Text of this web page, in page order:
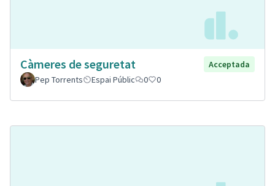
Càmeres de seguretat
Acceptada
Pep Torrents
Espai Públic 0 0